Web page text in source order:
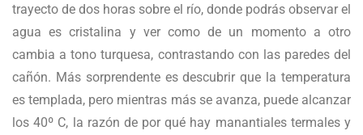
trayecto de dos horas sobre el río, donde podrás observar el
agua es cristalina y ver como de un momento a otro
cambia a tono turquesa, contrastando con las paredes del
cañón. Más sorprendente es descubrir que la temperatura
es templada, pero mientras más se avanza, puede alcanzar
los 40º C, la razón de por qué hay manantiales termales y